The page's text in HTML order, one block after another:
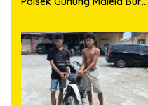
Bekuk Tersangka